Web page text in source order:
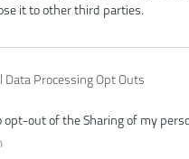
it to other third parties.
Data Processing Opt Outs
opt-out of the Sharing of my
125MM
-26%